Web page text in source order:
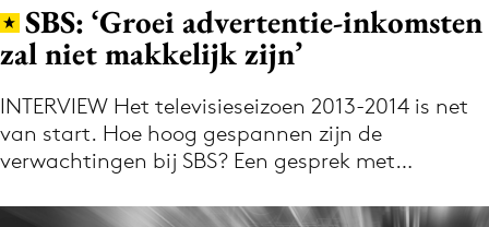
Download de app
Volg het laatste nieuws via de Adformatie
Nieuws app
SBS: ‘Groei advertentie-inkomsten
zal niet makkelijk zijn’
INTERVIEW Het televisieseizoen 2013-2014 is net
van start. Hoe hoog gespannen zijn de
verwachtingen bij SBS? Een gesprek met…